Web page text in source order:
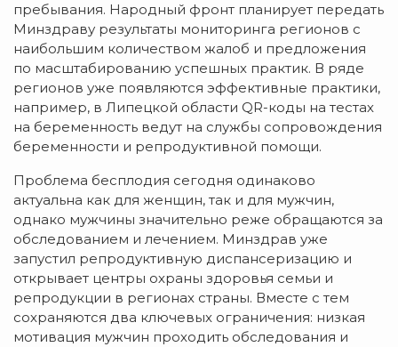
пребывания. Народный фронт планирует передать
Минздраву результаты мониторинга регионов с
наибольшим количеством жалоб и предложения
по масштабированию успешных практик. В ряде
регионов уже появляются эффективные практики,
например, в Липецкой области QR-коды на тестах
на беременность ведут на службы сопровождения
беременности и репродуктивной помощи.
Проблема бесплодия сегодня одинаково
актуальна как для женщин, так и для мужчин,
однако мужчины значительно реже обращаются за
обследованием и лечением. Минздрав уже
запустил репродуктивную диспансеризацию и
открывает центры охраны здоровья семьи и
репродукции в регионах страны. Вместе с тем
сохраняются два ключевых ограничения: низкая
мотивация мужчин проходить обследования и